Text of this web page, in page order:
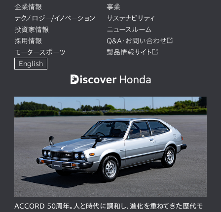
企業情報
事業
テクノロジー/イノベーション
サステナビリティ
投資家情報
ニュースルーム
採用情報
Q&A・お問い合わせ
モータースポーツ
製品情報サイト
English
ACCORD 50周年。人と時代に調和し、進化を重ねてきた歴代モ